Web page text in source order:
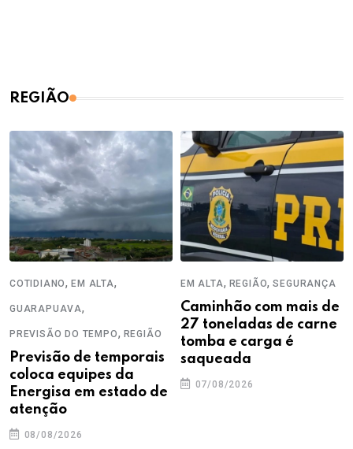
REGIÃO
COTIDIANO,EM ALTA,
GUARAPUAVA,
PREVISÃO DO TEMPO, REGIÃO
Previsão de temporais
coloca equipes da
Energisa em estado de
atenção
08/08/2026
EM ALTA, REGIÃO,SEGURANÇA
Caminhão com mais de
27 toneladas de carne
tomba e carga é
saqueada
07/08/2026